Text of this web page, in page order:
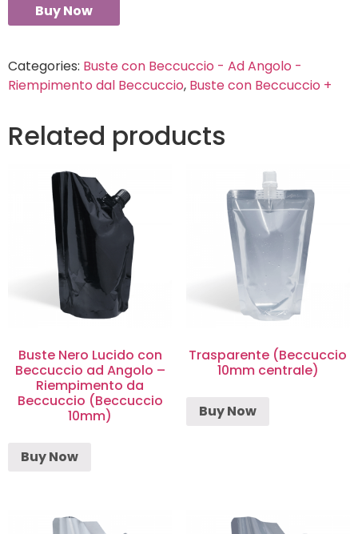
Buy Now
Categories: Buste con Beccuccio - Ad Angolo -
Riempimento dal Beccuccio, Buste con Beccuccio +
Related products
Buste Nero Lucido con
Beccuccio ad Angolo –
Riempimento da
Beccuccio (Beccuccio
10mm)
Buy Now
Trasparente (Beccuccio
10mm centrale)
Buy Now